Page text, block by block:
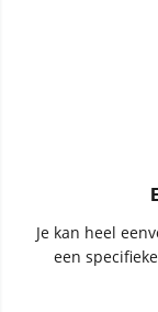
Je kan heel
een